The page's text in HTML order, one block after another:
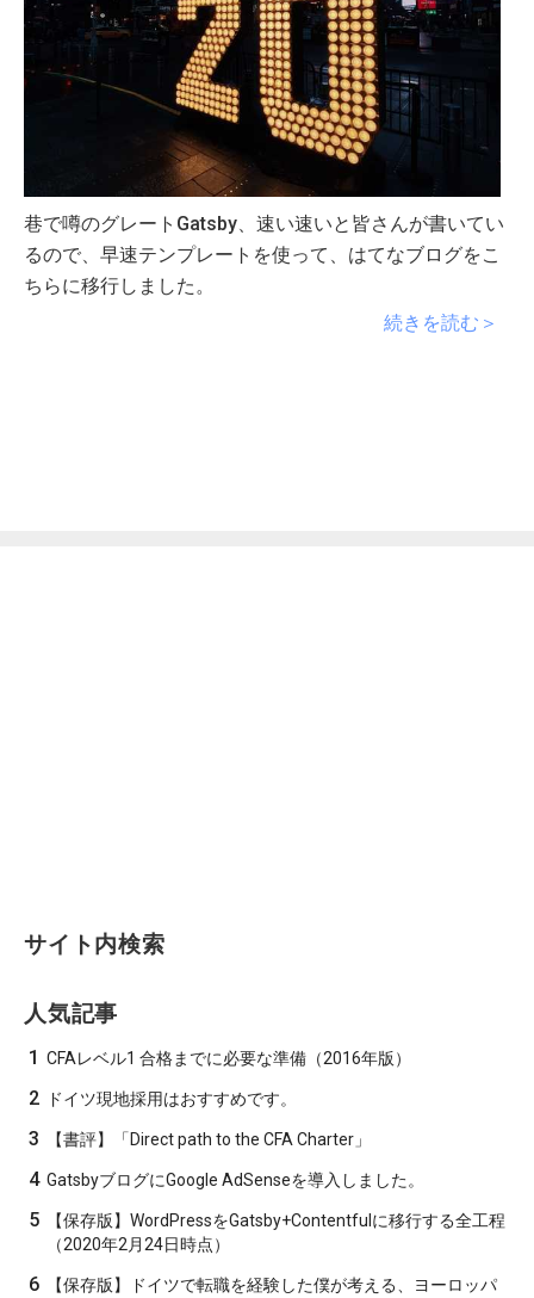
巷で噂のグレートGatsby、速い速いと皆さんが書いてい
るので、早速テンプレートを使って、はてなブログをこ
ちらに移行しました。
続きを読む＞
サイト内検索
人気記事
1 CFAレベル1 合格までに必要な準備（2016年版）
2 ドイツ現地採用はおすすめです。
3 【書評】「Direct path to the CFA Charter」
4 GatsbyブログにGoogle AdSenseを導入しました。
5
【保存版】WordPressをGatsby+Contentfulに移行する全工程
（2020年2月24日時点）
6
【保存版】ドイツで転職を経験した僕が考える、ヨーロッパ